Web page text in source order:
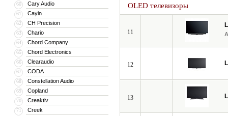
60 Cary Audio
61 Cayin
62 CH Precision
63 Chario
64 Chord Company
65 Chord Electronics
66 Clearaudio
67 CODA
68 Constellation Audio
69 Copland
70 Creaktiv
71 Creek
OLED телевизоры
11
12
13